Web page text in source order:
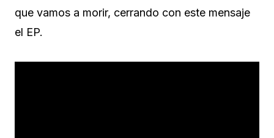
que vamos a morir, cerrando con este mensaje
el EP.